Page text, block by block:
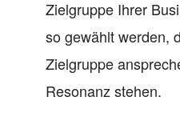
Zielgruppe Ihrer
so gewählt werden,
Zielgruppe
Resonanz stehen.